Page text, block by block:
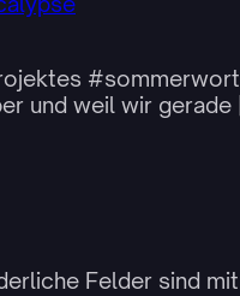
und weil wir gerade
Felder sind mit